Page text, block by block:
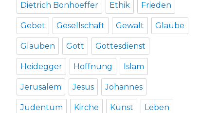
Dietrich Bonhoeffer Ethik Frieden
Gebet Gesellschaft Gewalt Glaube
Glauben Gott Gottesdienst
Heidegger Hoffnung Islam
Jerusalem Jesus Johannes
Judentum Kirche Kunst Leben